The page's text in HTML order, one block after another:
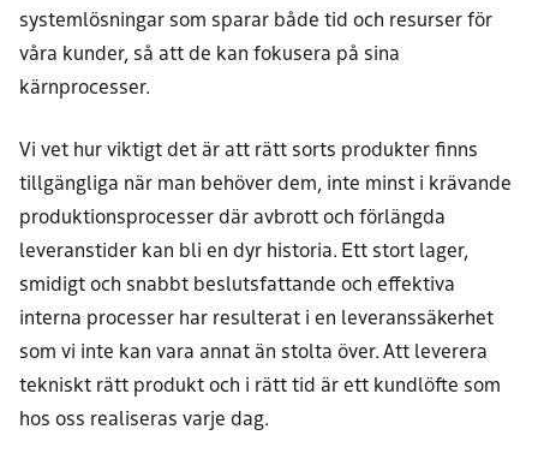
systemlösningar som sparar både tid och resurser för
våra kunder, så att de kan fokusera på sina
kärnprocesser.
Vi vet hur viktigt det är att rätt sorts produkter finns
tillgängliga när man behöver dem, inte minst i krävande
produktionsprocesser där avbrott och förlängda
leveranstider kan bli en dyr historia. Ett stort lager,
smidigt och snabbt beslutsfattande och effektiva
interna processer har resulterat i en leveranssäkerhet
som vi inte kan vara annat än stolta över. Att leverera
tekniskt rätt produkt och i rätt tid är ett kundlöfte som
hos oss realiseras varje dag.